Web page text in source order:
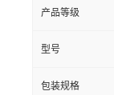
产品等级
型号
包装规格